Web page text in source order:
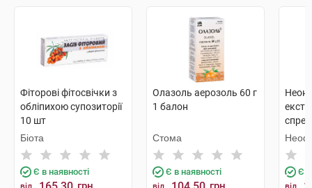
Фіторові фітосвічки з
обліпихою супозиторії
10 шт
Біота
Є в наявності
Олазоль аерозоль 60 г
1 балон
Стома
Є в наявності
1
Є в